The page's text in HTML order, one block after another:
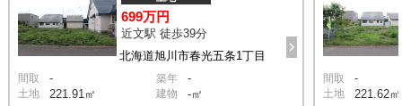
北海道旭川市春光五条1丁目
699万円
近文駅 徒歩39分
間取 - 築年 -
土地 221.91㎡ 建物 -㎡
間取 -
土地 221.62㎡